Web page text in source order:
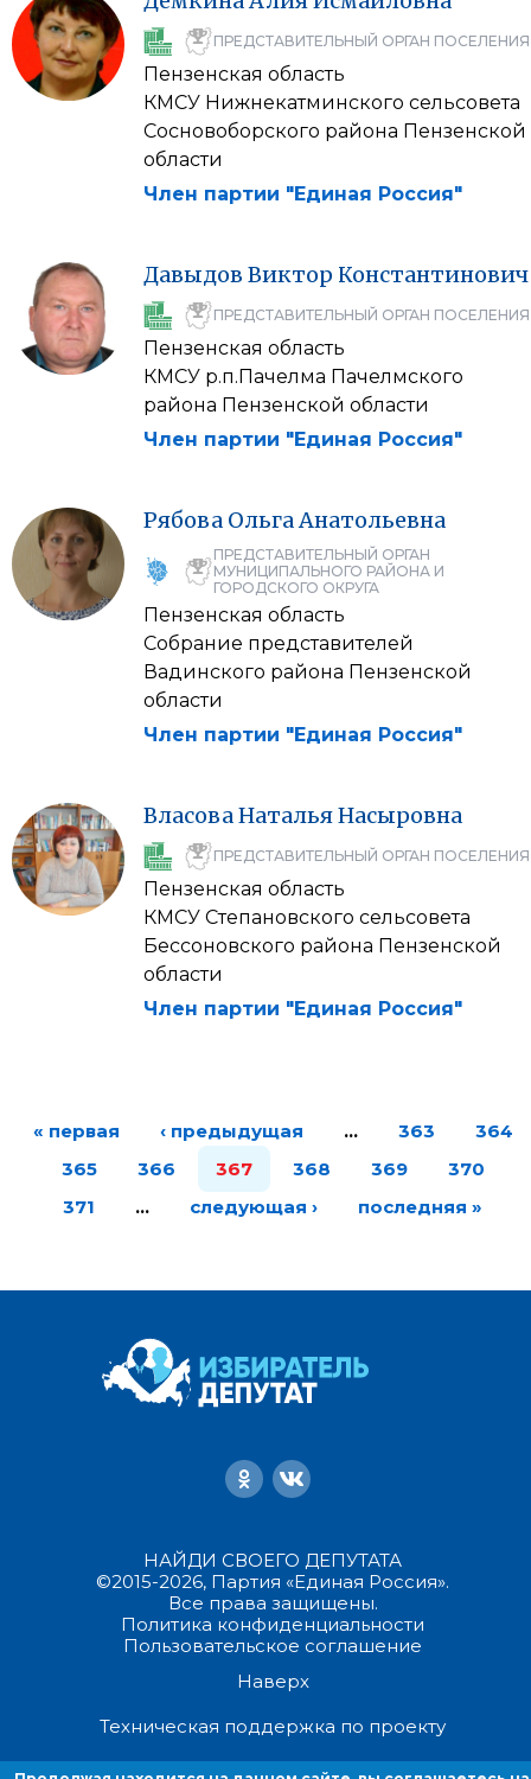
ПРЕДСТАВИТЕЛЬНЫЙ ОРГАН ПОСЕЛЕНИЯ
Пензенская область
КМСУ Нижнекатминского сельсовета
Сосновоборского района Пензенской
области
Член партии "Единая Россия"
Давыдов Виктор Константинович
ПРЕДСТАВИТЕЛЬНЫЙ ОРГАН ПОСЕЛЕНИЯ
Пензенская область
КМСУ р.п.Пачелма Пачелмского
района Пензенской области
Член партии "Единая Россия"
Рябова ОльгаАнатольевна
ПРЕДСТАВИТЕЛЬНЫЙ ОРГАН
МУНИЦИПАЛЬНОГО РАЙОНА И
ГОРОДСКОГО ОКРУГА
Пензенская область
Собрание представителей
Вадинского района Пензенской
области
Член партии "Единая Россия"
ВласоваНатальяНасыровна
ПРЕДСТАВИТЕЛЬНЫЙ ОРГАН ПОСЕЛЕНИЯ
Пензенская область
КМСУ Степановского сельсовета
Бессоновского района Пензенской
области
Член партии "Единая Россия"
« первая ‹ предыдущая … 363
364
365
366 367 368 369
370
371
… следующая › последняя »
НАЙДИ СВОЕГО ДЕПУТАТА
©2015-2026, Партия «Единая Россия».
Все права защищены.
Политика конфиденциальности
Пользовательское соглашение
Наверх
Техническая поддержка по проекту